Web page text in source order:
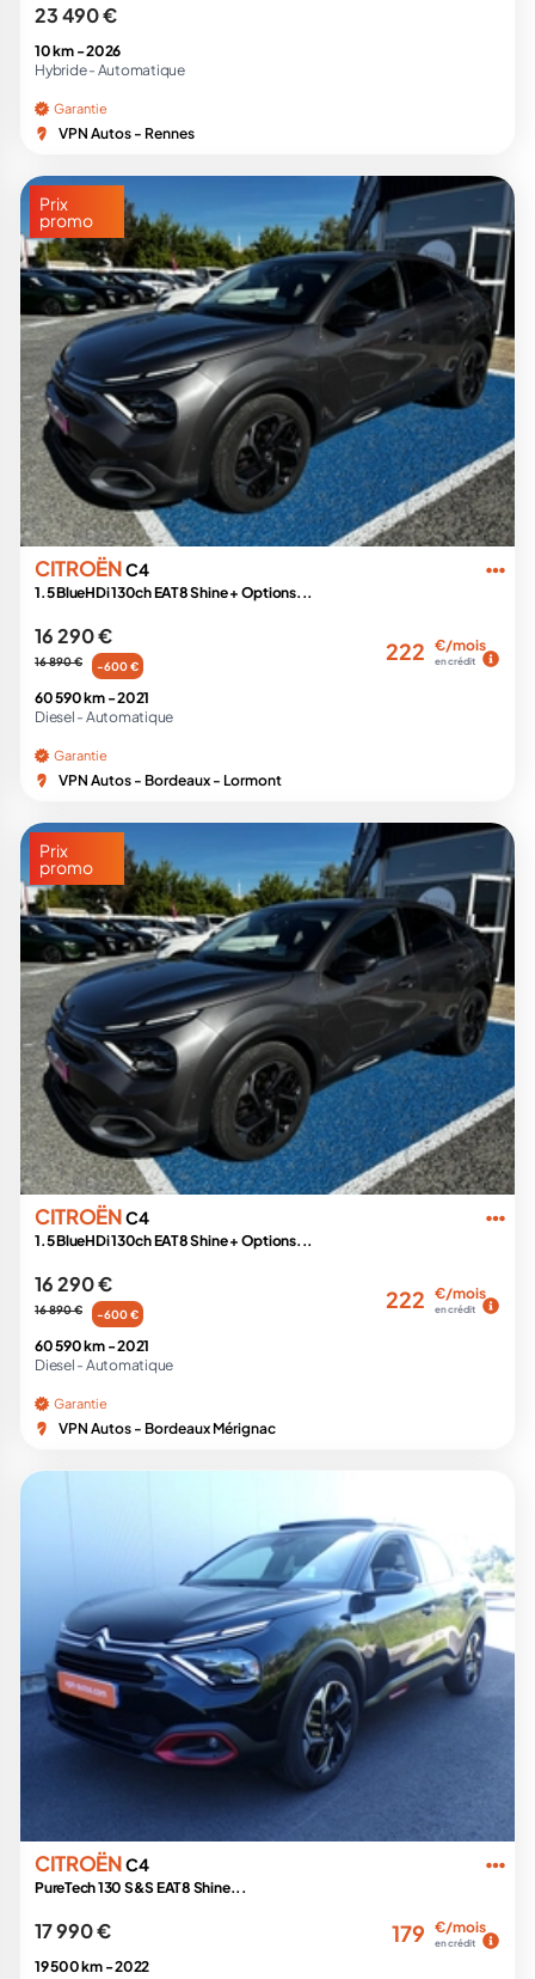
23 490 €
10 km -2026
Hybride - Automatique
Garantie
VPN Autos - Rennes
Prix
promo
CITROËNC4
1.5 BlueHDi 130ch EAT8 Shine + Options...
16 290 €
16 890 € -600 €
222 €/mois
en crédit
60 590 km -2021
Diesel - Automatique
Garantie
VPN Autos - Bordeaux - Lormont
Prix
promo
CITROËNC4
1.5 BlueHDi 130ch EAT8 Shine + Options...
16 290 €
16 890 € -600 €
222 €/mois
en crédit
60 590 km -2021
Diesel - Automatique
Garantie
VPN Autos - Bordeaux Mérignac
CITROËNC4
PureTech 130 S&S EAT8 Shine...
17 990 € 179 €/mois
en crédit
19 500 km -2022